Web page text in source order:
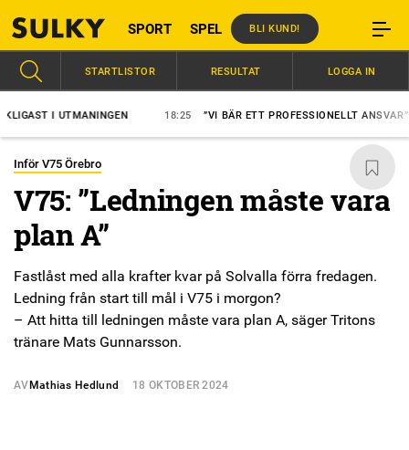
SPORT SPEL BLI KUND!
I UTMANINGEN 18:25 ”VI BÄR ETT PROFESSIONELLT ANSVAR”
STARTLISTOR RESULTAT LOGGA IN
Inför V75 Örebro
V75: ”Ledningen måste vara
plan A”
Fastlåst med alla krafter kvar på Solvalla förra fredagen.
Ledning från start till mål i V75 i morgon?
– Att hitta till ledningen måste vara plan A, säger Tritons
tränare Mats Gunnarsson.
AV Mathias Hedlund 18 OKTOBER 2024